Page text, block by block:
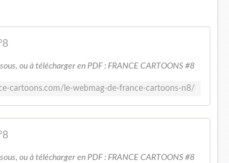
ou à télécharger en PDF : FRANCE CARTOONS #8
cartoons.com/le-webmag-de-france-cartoons-n8/
ou à télécharger en PDF : FRANCE CARTOONS #8